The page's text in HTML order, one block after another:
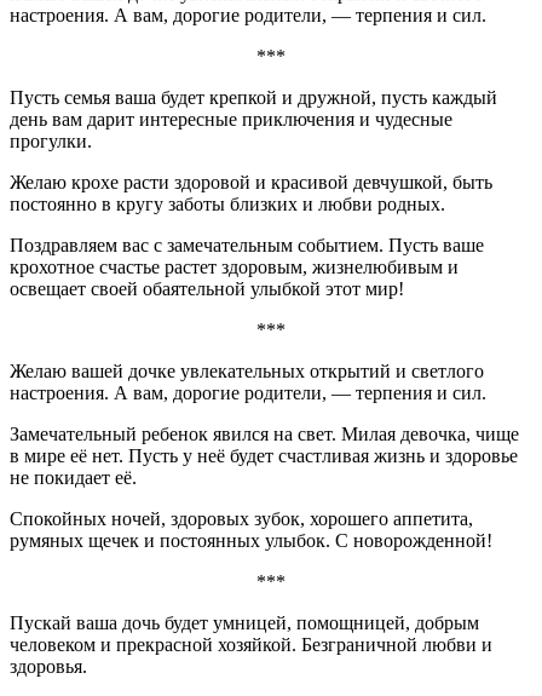
настроения. А вам, дорогие родители, — терпения и сил.
***
Пусть семья ваша будет крепкой и дружной, пусть каждый
день вам дарит интересные приключения и чудесные
прогулки.
Желаю крохе расти здоровой и красивой девчушкой, быть
постоянно в кругу заботы близких и любви родных.
Поздравляем вас с замечательным событием. Пусть ваше
крохотное счастье растет здоровым, жизнелюбивым и
освещает своей обаятельной улыбкой этот мир!
***
Желаю вашей дочке увлекательных открытий и светлого
настроения. А вам, дорогие родители, — терпения и сил.
Замечательный ребенок явился на свет. Милая девочка, чище
в мире её нет. Пусть у неё будет счастливая жизнь и здоровье
не покидает её.
Спокойных ночей, здоровых зубок, хорошего аппетита,
румяных щечек и постоянных улыбок. С новорожденной!
***
Пускай ваша дочь будет умницей, помощницей, добрым
человеком и прекрасной хозяйкой. Безграничной любви и
здоровья.